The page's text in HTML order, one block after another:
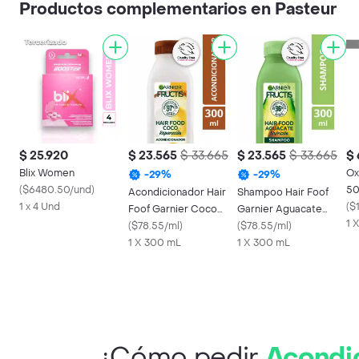
Productos complementarios en Pasteur
$ 25.920
Blix Women
($6480.50/und)
1 x 4 Und
$ 23.565 $ 33.665
-29%
Acondicionador Hair
Foof Garnier Coco
Reparación 300 mL
($78.55/ml)
1 X 300 mL
$ 23.565 $ 33.665
-29%
Shampoo Hair Foof
Garnier Aguacate
Nutrición 300 mL
($78.55/ml)
1 X 300 mL
$
(
1